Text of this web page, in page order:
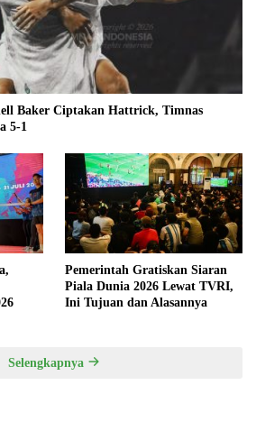
Baker Ciptakan Hattrick, Timnas
5-1
Pemerintah Gratiskan Siaran
Piala Dunia 2026 Lewat TVRI,
Ini Tujuan dan Alasannya
Selengkapnya